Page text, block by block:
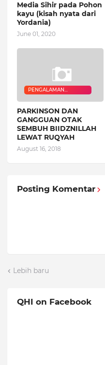
Media Sihir pada Pohon
kayu (kisah nyata dari
Yordania)
June 01, 2020
PENGALAMAN
PARKINSON DAN
GANGGUAN OTAK
SEMBUH BIIDZNILLAH
LEWAT RUQYAH
August 16, 2018
Posting Komentar
Lebih baru
QHI on Facebook